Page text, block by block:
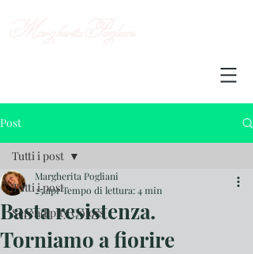
Post
Tutti i post
Serendipity Colors
Tutti i post
Basta resistenza.
Torniamo a fiorire
Margherita Pogliani
25 aprTempo di lettura: 4 min